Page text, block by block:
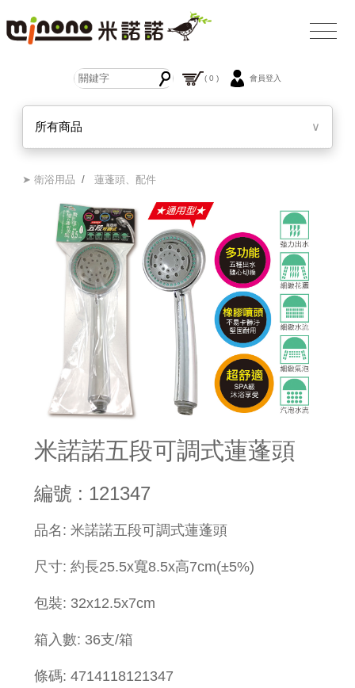
( 0 ) 會員登入
所有商品 ∨
➤ 衛浴用品 /蓮蓬頭、配件
米諾諾五段可調式蓮蓬頭
編號 : 121347
​品名: 米諾諾五段可調式蓮蓬頭
尺寸: 約長25.5x寬8.5x高7cm(±5%)
包裝: 32x12.5x7cm
箱入數: 36支/箱
條碼: 4714118121347